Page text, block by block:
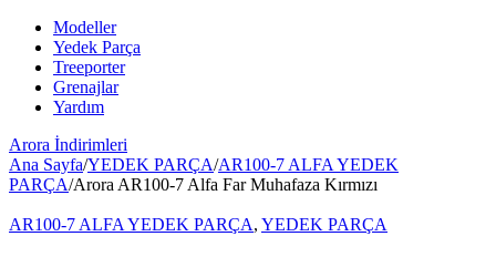
Modeller
Yedek Parça
Treeporter
Grenajlar
Yardım
Arora İndirimleri
Ana Sayfa/YEDEK PARÇA/AR100-7 ALFA YEDEK
PARÇA/Arora AR100-7 Alfa Far Muhafaza Kırmızı
AR100-7 ALFA YEDEK PARÇA, YEDEK PARÇA